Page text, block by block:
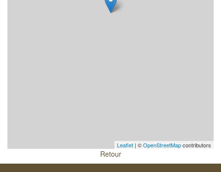
Leaflet | ©OpenStreetMapcontributors
Retour